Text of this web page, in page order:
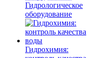
Гидрологическое
оборудование
Гидрохимия: